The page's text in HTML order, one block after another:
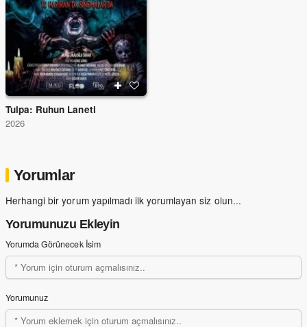
Tulpa: Ruhun Laneti
2026
Yorumlar
Herhangi bir yorum yapılmadı ilk yorumlayan siz olun...
Yorumunuzu Ekleyin
Yorumda Görünecek İsim
Yorumunuz